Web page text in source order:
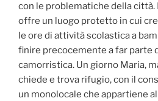
con le problematiche della città.
offre un luogo protetto in cui
le ore di attività scolastica a
finire precocemente a far parte
camorristica. Un giorno Maria,
chiede e trova rifugio, con il
un monolocale che appartiene